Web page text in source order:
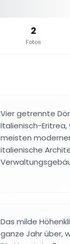
2
Fotos
Vier getrennte
Italienisch-
meisten
italienische
Das milde
ganze Jahr über,